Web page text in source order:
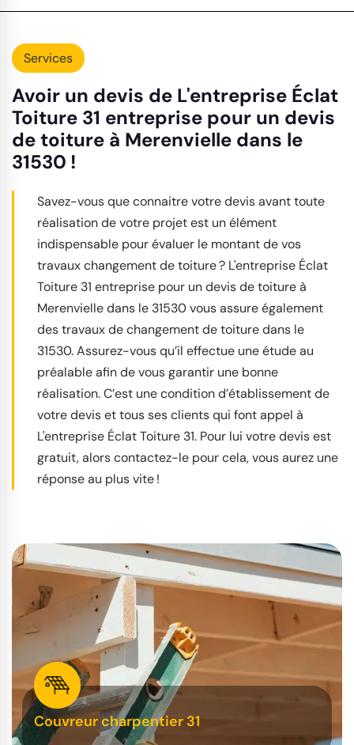
Services
Avoir un devis de L'entreprise Éclat
Toiture 31 entreprise pour un devis
de toiture à Merenvielle dans le
31530 !
Savez-vous que connaitre votre devis avant toute
réalisation de votre projet est un élément
indispensable pour évaluer le montant de vos
travaux changement de toiture ? L'entreprise Éclat
Toiture 31 entreprise pour un devis de toiture à
Merenvielle dans le 31530 vous assure également
des travaux de changement de toiture dans le
31530. Assurez-vous qu’il effectue une étude au
préalable afin de vous garantir une bonne
réalisation. C’est une condition d’établissement de
votre devis et tous ses clients qui font appel à
L'entreprise Éclat Toiture 31. Pour lui votre devis est
gratuit, alors contactez-le pour cela, vous aurez une
réponse au plus vite !
Couvreur charpentier 31